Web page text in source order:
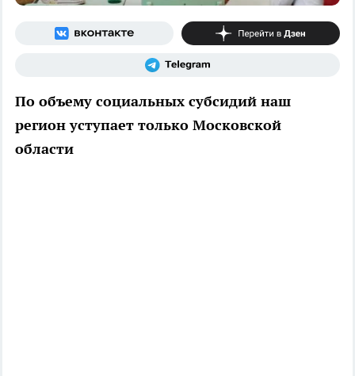
По объему социальных субсидий наш
регион уступает только Московской
области